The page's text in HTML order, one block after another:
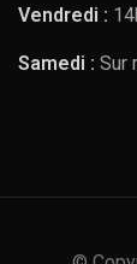
Vendredi :
Samedi : Sur